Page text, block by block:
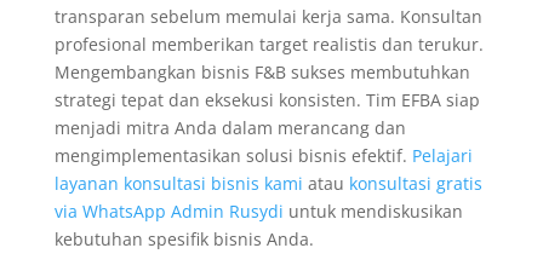
transparan sebelum memulai kerja sama. Konsultan
profesional memberikan target realistis dan terukur.
Mengembangkan bisnis F&B sukses membutuhkan
strategi tepat dan eksekusi konsisten. Tim EFBA siap
menjadi mitra Anda dalam merancang dan
mengimplementasikan solusi bisnis efektif. Pelajari
layanan konsultasi bisnis kami atau konsultasi gratis
via WhatsApp Admin Rusydi untuk mendiskusikan
kebutuhan spesifik bisnis Anda.